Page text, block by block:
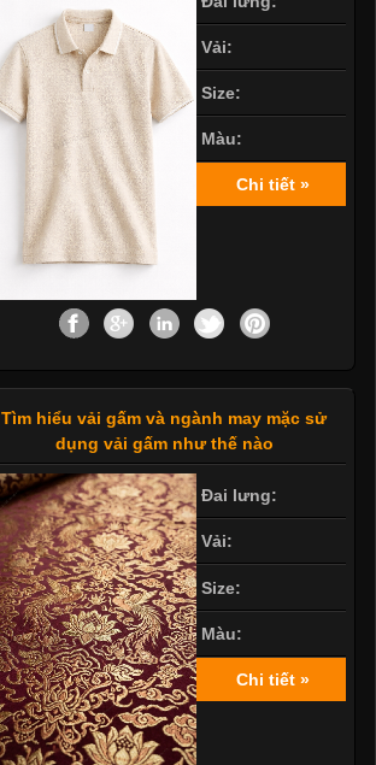
Vải:
Size:
Màu:
Chi tiết »
Tìm hiểu vải gấm và ngành may mặc sử
dụng vải gấm như thế nào
Đai lưng:
Vải:
Size:
Màu:
Chi tiết »